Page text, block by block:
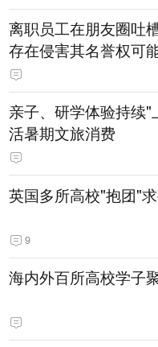
离职员工在朋友圈吐
存在侵害其名誉权可
亲子、研学体验持续"
活暑期文旅消费
英国多所高校"抱团"
9
海内外百所高校学子